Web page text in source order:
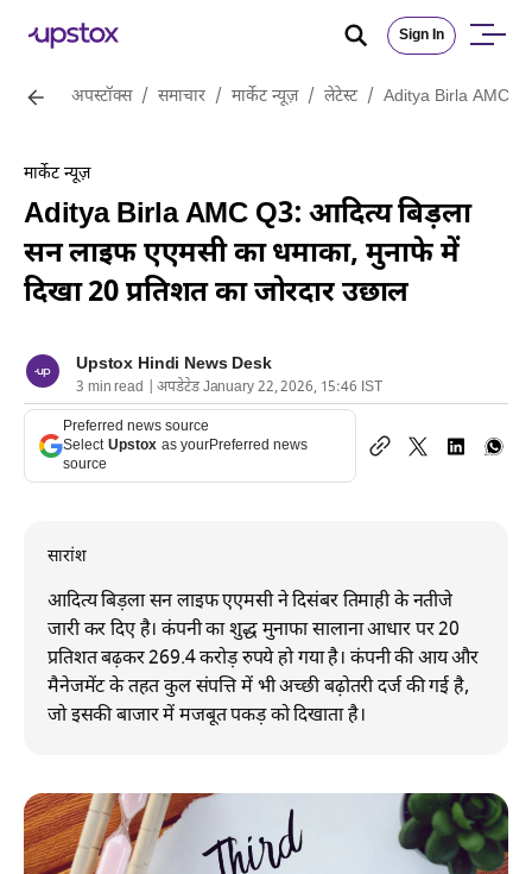
Sign In
अपस्टॉक्स / समाचार / मार्केट न्यूज़ / लेटेस्ट / Aditya Birla AMC
मार्केट न्यूज़
Aditya Birla AMC Q3: आदित्य बिड़ला
सन लाइफ एएमसी का धमाका, मुनाफे में
दिखा 20 प्रतिशत का जोरदार उछाल
Upstox Hindi News Desk
3 min read | अपडेटेड January 22, 2026, 15:46 IST
Preferred news source
Select Upstox as yourPreferred news
source
सारांश
आदित्य बिड़ला सन लाइफ एएमसी ने दिसंबर तिमाही के नतीजे
जारी कर दिए है। कंपनी का शुद्ध मुनाफा सालाना आधार पर 20
प्रतिशत बढ़कर 269.4 करोड़ रुपये हो गया है। कंपनी की आय और
मैनेजमेंट के तहत कुल संपत्ति में भी अच्छी बढ़ोतरी दर्ज की गई है,
जो इसकी बाजार में मजबूत पकड़ को दिखाता है।